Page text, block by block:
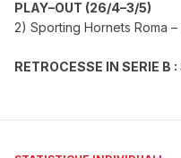
PLAY–OUT (26/4–3/5)
2) Sporting Hornets Roma –
RETROCESSE IN SERIE B